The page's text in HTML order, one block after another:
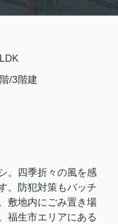
/3階建
。四季折々の風を感
。防犯対策もバッチ
敷地内にごみ置き場
福生市エリアにある